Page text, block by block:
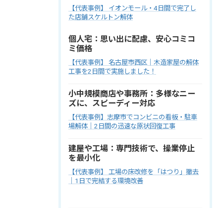
【代表事例】 イオンモール・4日間で完了し
た店舗スケルトン解体
個人宅：思い出に配慮、安心コミコ
ミ価格
【代表事例】 名古屋市西区｜木造家屋の解体
工事を2日間で実施しました！
小中規模商店や事務所：多様なニー
ズに、スピーディー対応
【代表事例】志摩市でコンビニの看板・駐車
場解体｜2日間の迅速な原状回復工事
建屋や工場：専門技術で、操業停止
を最小化
【代表事例】 工場の床改修を「はつり」撤去
｜1日で完結する環境改善